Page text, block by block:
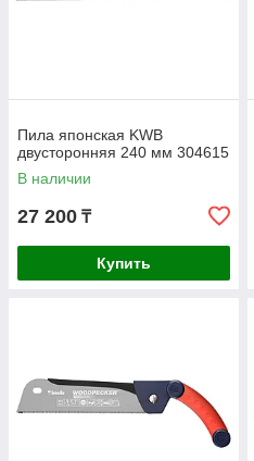
Пила японская KWB
двусторонняя 240 мм 304615
В наличии
27 200 ₸
Купить